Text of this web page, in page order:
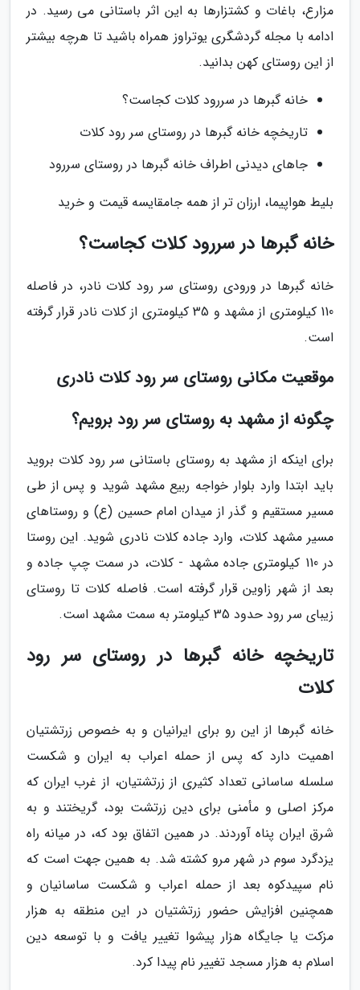
مزارع، باغات و کشتزارها به این اثر باستانی می رسید. در
ادامه با مجله گردشگری یوتراوز همراه باشید تا هرچه بیشتر
از این روستای کهن بدانید.
خانه گبرها در سررود کلات کجاست؟
تاریخچه خانه گبرها در روستای سر رود کلات
جاهای دیدنی اطراف خانه گبرها در روستای سررود
بلیط هواپیما، ارزان تر از همه جامقایسه قیمت و خرید
خانه گبرها در سررود کلات کجاست؟
خانه گبرها در ورودی روستای سر رود کلات نادر، در فاصله
110 کیلومتری از مشهد و 35 کیلومتری از کلات نادر قرار گرفته
است.
موقعیت مکانی روستای سر رود کلات نادری
چگونه از مشهد به روستای سر رود برویم؟
برای اینکه از مشهد به روستای باستانی سر رود کلات بروید
باید ابتدا وارد بلوار خواجه ربیع مشهد شوید و پس از طی
مسیر مستقیم و گذر از میدان امام حسین (ع) و روستاهای
مسیر مشهد کلات، وارد جاده کلات نادری شوید. این روستا
در 110 کیلومتری جاده مشهد - کلات، در سمت چپ جاده و
بعد از شهر زاوین قرار گرفته است. فاصله کلات تا روستای
زیبای سر رود حدود 35 کیلومتر به سمت مشهد است.
تاریخچه خانه گبرها در روستای سر رود
کلات
خانه گبرها از این رو برای ایرانیان و به خصوص زرتشتیان
اهمیت دارد که پس از حمله اعراب به ایران و شکست
سلسله ساسانی تعداد کثیری از زرتشتیان، از غرب ایران که
مرکز اصلی و مأمنی برای دین زرتشت بود، گریختند و به
شرق ایران پناه آوردند. در همین اتفاق بود که، در میانه راه
یزدگرد سوم در شهر مرو کشته شد. به همین جهت است که
نام سپیدکوه بعد از حمله اعراب و شکست ساسانیان و
همچنین افزایش حضور زرتشتیان در این منطقه به هزار
مزکت یا جایگاه هزار پیشوا تغییر یافت و با توسعه دین
اسلام به هزار مسجد تغییر نام پیدا کرد.